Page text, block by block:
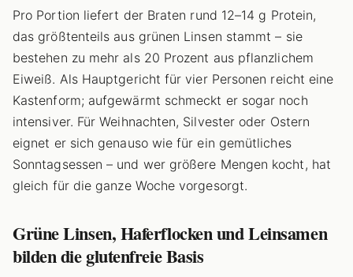
Pro Portion liefert der Braten rund 12–14 g Protein,
das größtenteils aus grünen Linsen stammt – sie
bestehen zu mehr als 20 Prozent aus pflanzlichem
Eiweiß. Als Hauptgericht für vier Personen reicht eine
Kastenform; aufgewärmt schmeckt er sogar noch
intensiver. Für Weihnachten, Silvester oder Ostern
eignet er sich genauso wie für ein gemütliches
Sonntagsessen – und wer größere Mengen kocht, hat
gleich für die ganze Woche vorgesorgt.
Grüne Linsen, Haferflocken und Leinsamen
bilden die glutenfreie Basis